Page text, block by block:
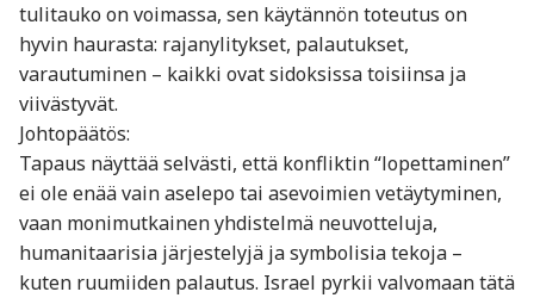
tulitauko on voimassa, sen käytännön toteutus on
hyvin haurasta: rajanylitykset, palautukset,
varautuminen – kaikki ovat sidoksissa toisiinsa ja
viivästyvät.
Johtopäätös:
Tapaus näyttää selvästi, että konfliktin “lopettaminen”
ei ole enää vain aselepo tai asevoimien vetäytyminen,
vaan monimutkainen yhdistelmä neuvotteluja,
humanitaarisia järjestelyjä ja symbolisia tekoja –
kuten ruumiiden palautus. Israel pyrkii valvomaan tätä